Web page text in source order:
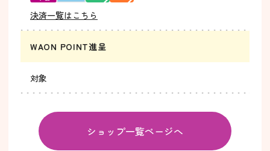
決済一覧はこちら
WAON POINT進呈
対象
ショップ一覧ページへ